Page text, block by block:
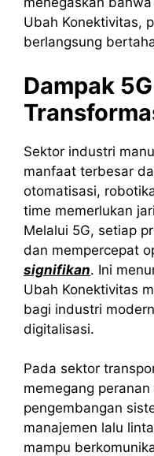
Ubah Konektivitas,
berlangsung
Dampak
Sektor industri
manfaat terbesar
otomatisasi,
time memerlukan
Melalui 5G, setiap
dan mempercepat
signifikan. Ini
Ubah Konektivitas
bagi industri
digitalisasi.
Pada sektor
memegang
pengembangan
manajemen lalu
mampu